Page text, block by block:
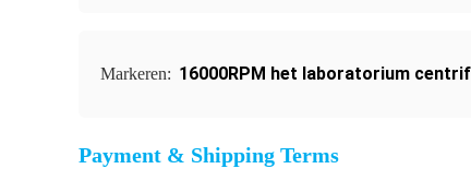
Markeren: 16000RPM het laboratorium
Payment & Shipping Terms